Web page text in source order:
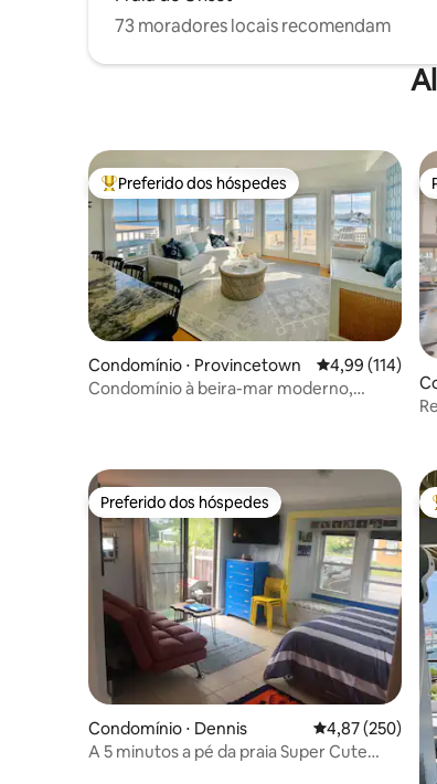
73 moradores locais recomendam
Entre os melhores preferidos dos hóspedes
Preferido dos hóspedes
Condomínio ⋅ Provincetown 4,99 de uma
4,99 (114)
Condomínio à beira-mar moderno,
Preferido dos hóspedes
Preferido dos hóspedes
Condomínio ⋅ Dennis 4,87 de uma
4,87 (250)
A 5 minutos a pé da praia Super Cute